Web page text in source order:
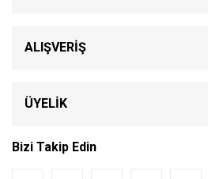
ALIŞVERİŞ
ÜYELİK
Bizi Takip Edin